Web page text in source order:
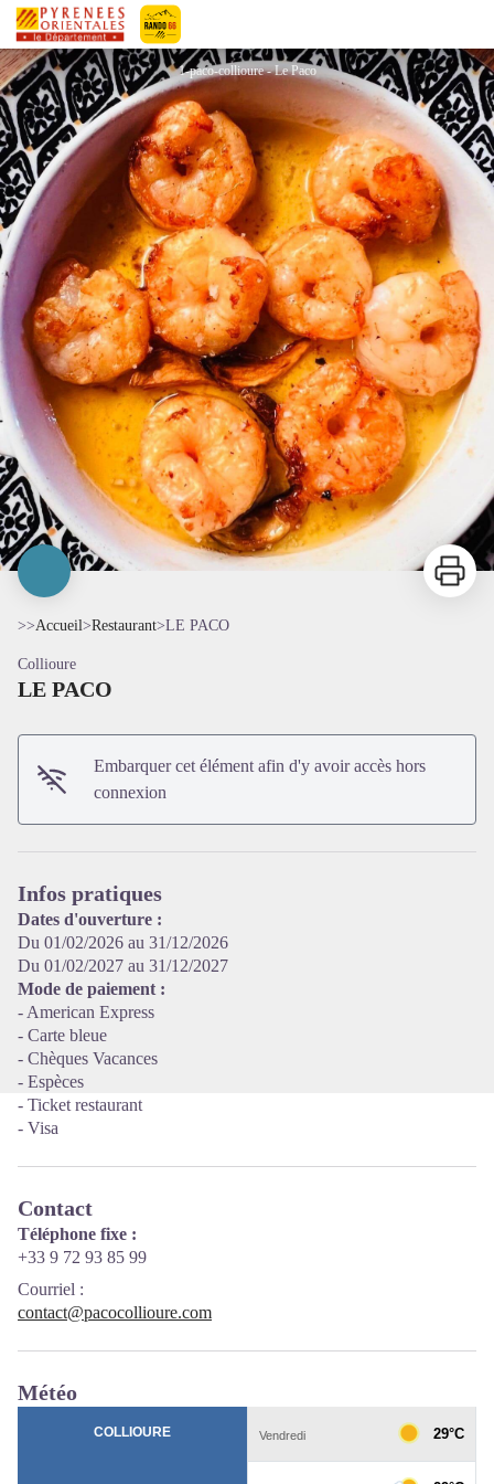
Pyrénées-Orientales Le Département
LE PACO
1-paco-collioure - Le Paco
Imprimer
>>Accueil>Restaurant>LE PACO
Collioure
LE PACO
Embarquer cet élément afin d'y avoir accès hors
connexion
Infos pratiques
Dates d'ouverture :
Du 01/02/2026 au 31/12/2026
Du 01/02/2027 au 31/12/2027
Mode de paiement :
- American Express
- Carte bleue
- Chèques Vacances
- Espèces
- Ticket restaurant
- Visa
Contact
Téléphone fixe :
+33 9 72 93 85 99
Courriel :
contact@pacocollioure.com
Météo